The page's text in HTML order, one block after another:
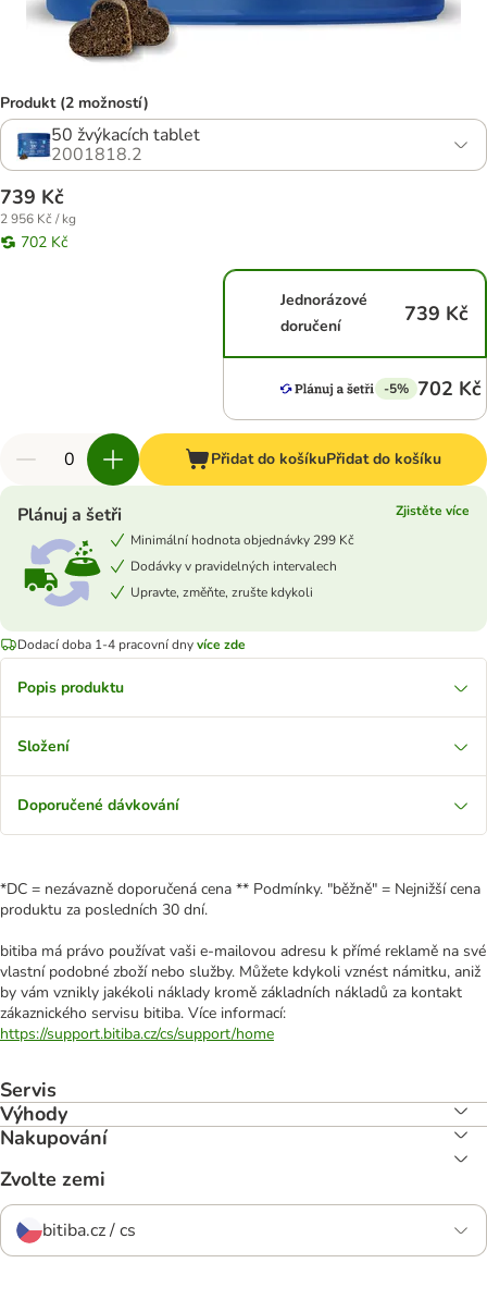
Produkt (2 možností)
50 žvýkacích tablet
2001818.2
739 Kč
2 956 Kč / kg
702 Kč
Jednorázové
doručení
739 Kč
-5% 702 Kč
Přidat do košíkuPřidat do košíku
Plánuj a šetři
Zjistěte více
Minimální hodnota objednávky 299 Kč
Dodávky v pravidelných intervalech
Upravte, změňte, zrušte kdykoli
Dodací doba 1-4 pracovní dnyvíce zde
Popis produktu
Složení
Doporučené dávkování
*DC = nezávazně doporučená cena ** Podmínky. "běžně" = Nejnižší cena
produktu za posledních 30 dní.
bitiba má právo používat vaši e-mailovou adresu k přímé reklamě na své
vlastní podobné zboží nebo služby. Můžete kdykoli vznést námitku, aniž
by vám vznikly jakékoli náklady kromě základních nákladů za kontakt
zákaznického servisu bitiba. Více informací:
https://support.bitiba.cz/cs/support/home
Servis
Výhody
Nakupování
Zvolte zemi
bitiba.cz / cs